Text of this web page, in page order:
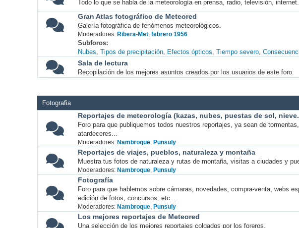
Todo lo que se habla de la meteorología en prensa, radio, televisión,
Gran Atlas fotográfico de Meteored
Galería fotográfica de fenómenos meteorológicos.
Moderadores: Ribera-Met, febrero 1956
Subforos
Nubes Tipos de precipitación Efectos ópticos Tiempo severo
Sala de lectura
Recopilación de los mejores asuntos creados por los usuarios de este foro.
Fotografia
Reportajes de meteorología (kazas, nubes, puestas de sol,
Foro para que publiquemos todos nuestros reportajes, ya sean de
atardeceres...
Moderadores: Nambroque, Punsuly
Reportajes de viajes, pueblos, naturaleza y montaña
Muestra tus fotos de naturaleza y rutas de montaña, visitas a ciudades y
Moderadores: Nambroque, Punsuly
Fotografía
Foro para que hablemos sobre cámaras, novedades, compra-venta, webs
edición de fotos, concursos, etc...
Moderadores: Nambroque, Punsuly
Los mejores reportajes de Meteored
Una selección de los mejores reportajes colgados por los foreros.